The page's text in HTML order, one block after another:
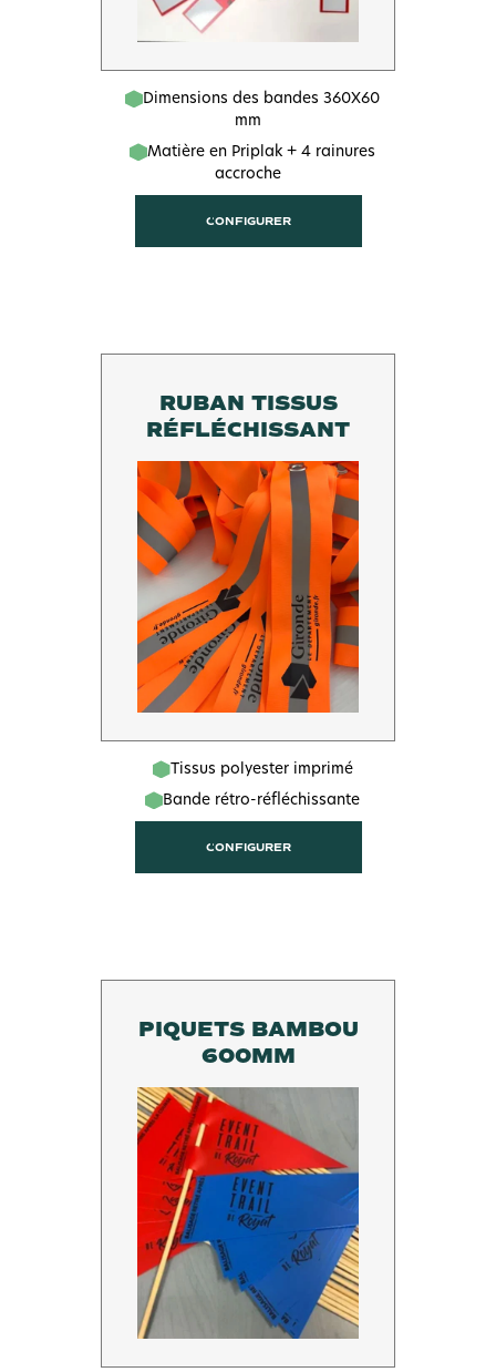
Dimensions des bandes 360X60
mm
Matière en Priplak + 4 rainures
accroche
CONFIGURER
RUBAN TISSUS
RÉFLÉCHISSANT
Tissus polyester imprimé
Bande rétro-réfléchissante
CONFIGURER
PIQUETS BAMBOU
600MM